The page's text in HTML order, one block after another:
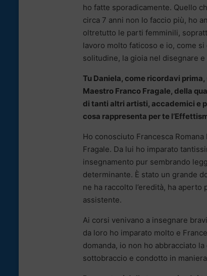
ho fatte sporadicamente. Quello
circa 7 anni non lo faccio più, ho
oltretutto le parti femminili,
lavoro molto faticoso e io, come
solitudine, la gioia nel disegnare
Tu Daniela, come ricordavi
Maestro Franco Fragale, della
di tanti altri artisti, accademici e
cosa rappresenta per te
Ho conosciuto Francesca
Fragale. Da lui ho imparato
insegnamento pur sembrando
determinante. È stato un grande
ne ha raccolto l’eredità, ha
assistente.
Ai corsi venivano a insegnare
da loro ho imparato molto e
domanda, io non ho abbracciato
sottobraccio e condotto in